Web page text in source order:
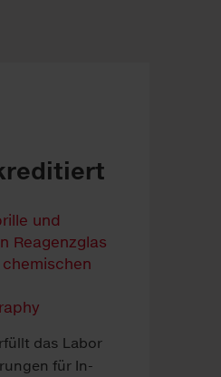
das La­bor
für In­